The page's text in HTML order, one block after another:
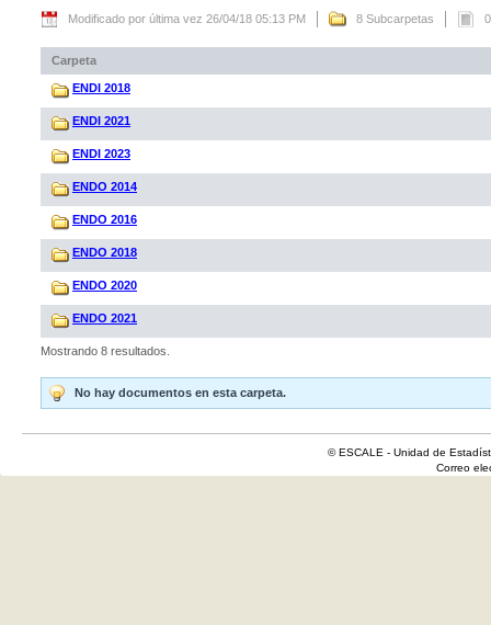
Modificado por última vez 26/04/18 05:13 PM 8 Subcarpetas
Carpeta
ENDI 2018
ENDI 2021
ENDI 2023
ENDO 2014
ENDO 2016
ENDO 2018
ENDO 2020
ENDO 2021
Mostrando 8 resultados.
No hay documentos en esta carpeta.
© ESCALE - Unidad de
Correo